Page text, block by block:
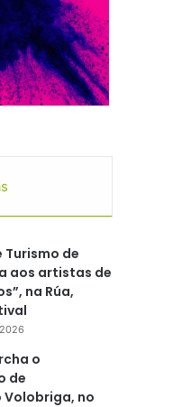
Turismo de
aos artistas de
na Rúa,
o
de
no